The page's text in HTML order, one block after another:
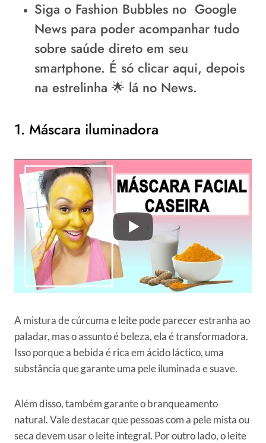
Siga o Fashion Bubbles no Google
News para poder acompanhar tudo
sobre saúde direto em seu
smartphone. É só clicar aqui, depois
na estrelinha 🌟 lá no News.
1. Máscara iluminadora
A mistura de cúrcuma e leite pode parecer estranha ao
paladar, mas o assunto é beleza, ela é transformadora.
Isso porque a bebida é rica em ácido láctico, uma
substância que garante uma pele iluminada e suave.
Além disso, também garante o branqueamento
natural. Vale destacar que pessoas com a pele mista ou
seca devem usar o leite integral. Por outro lado, o leite